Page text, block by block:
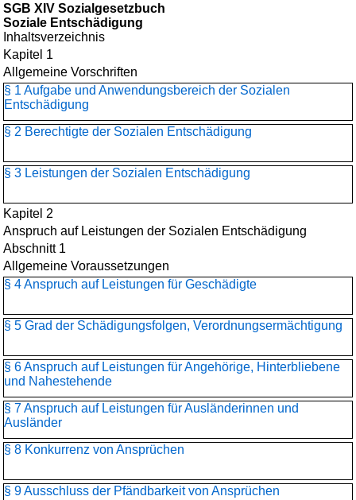
SGB XIV Sozialgesetzbuch
Soziale Entschädigung
Inhaltsverzeichnis
Kapitel 1
Allgemeine Vorschriften
§ 1 Aufgabe und Anwendungsbereich der Sozialen
Entschädigung
§ 2 Berechtigte der Sozialen Entschädigung
§ 3 Leistungen der Sozialen Entschädigung
Kapitel 2
Anspruch auf Leistungen der Sozialen Entschädigung
Abschnitt 1
Allgemeine Voraussetzungen
§ 4 Anspruch auf Leistungen für Geschädigte
§ 5 Grad der Schädigungsfolgen, Verordnungsermächtigung
§ 6 Anspruch auf Leistungen für Angehörige, Hinterbliebene
und Nahestehende
§ 7 Anspruch auf Leistungen für Ausländerinnen und
Ausländer
§ 8 Konkurrenz von Ansprüchen
§ 9 Ausschluss der Pfändbarkeit von Ansprüchen